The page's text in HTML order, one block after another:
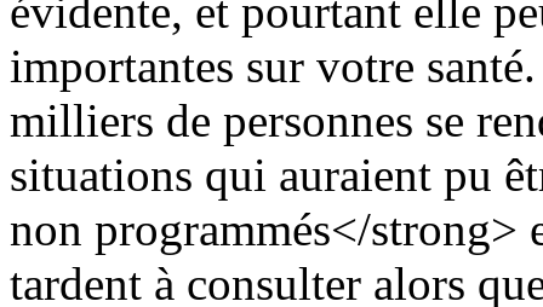
évidente, et pourtant elle
importantes sur votre
milliers de personnes se
situations qui auraient pu
non programmés</strong>
tardent à consulter alors